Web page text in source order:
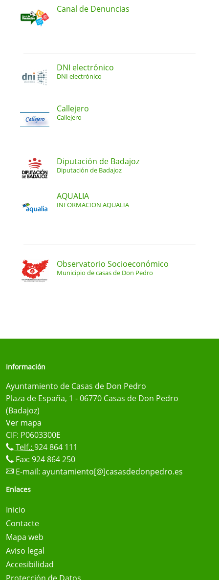
Canal de Denuncias
DNI electrónico
DNI electrónico
Callejero
Callejero
Diputación de Badajoz
Diputación de Badajoz
AQUALIA
INFORMACION AQUALIA
Observatorio Socioeconómico
Municipio de casas de Don Pedro
Información
Ayuntamiento de Casas de Don Pedro
Plaza de España, 1 - 06770 Casas de Don Pedro
(Badajoz)
Ver mapa
CIF: P0603300E
Telf.: 924 864 111
Fax: 924 864 250
E-mail: ayuntamiento[@]casasdedonpedro.es
Enlaces
Inicio
Contacte
Mapa web
Aviso legal
Accesibilidad